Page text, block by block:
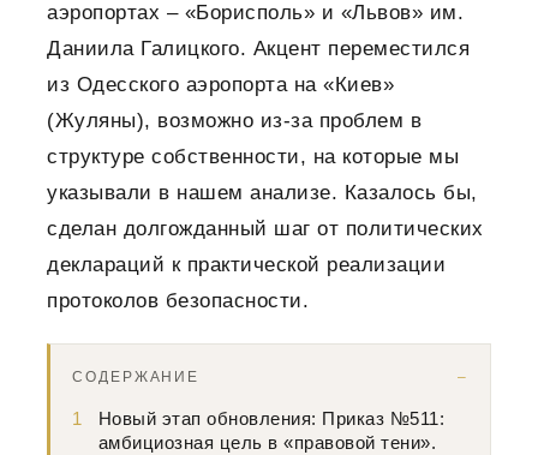
аэропортах – «Борисполь» и «Львов» им.
Даниила Галицкого. Акцент переместился
из Одесского аэропорта на «Киев»
(Жуляны), возможно из-за проблем в
структуре собственности, на которые мы
указывали в нашем анализе. Казалось бы,
сделан долгожданный шаг от политических
деклараций к практической реализации
протоколов безопасности.
СОДЕРЖАНИЕ
1
Новый этап обновления: Приказ №511:
амбициозная цель в «правовой тени».